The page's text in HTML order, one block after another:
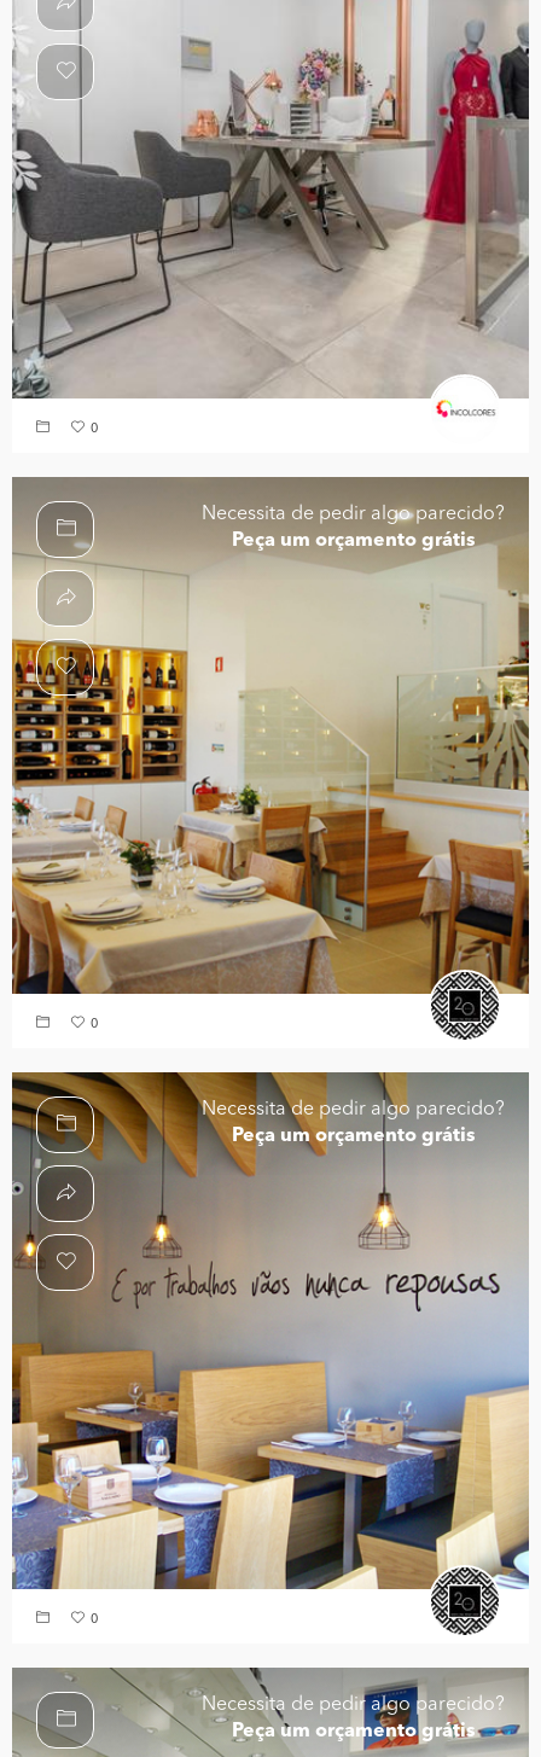
0
Necessita de pedir algo parecido?
Peça um orçamento grátis
0
Necessita de pedir algo parecido?
Peça um orçamento grátis
0
Necessita de pedir algo parecido?
Peça um orçamento grátis